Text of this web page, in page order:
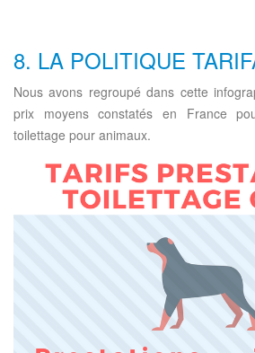
8. LA POLITIQUE
Nous avons regroupé dans cette
prix moyens constatés en France
toilettage pour animaux.